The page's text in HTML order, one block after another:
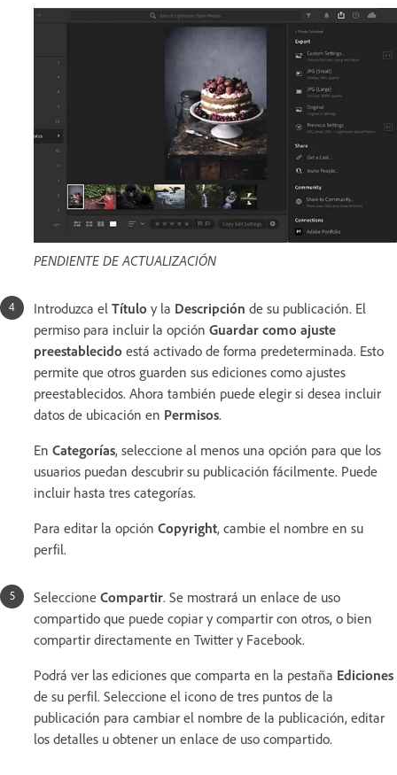
PENDIENTE DE ACTUALIZACIÓN
Introduzca el Título y la Descripción de su publicación. El
permiso para incluir la opción Guardar como ajuste
preestablecido está activado de forma predeterminada. Esto
permite que otros guarden sus ediciones como ajustes
preestablecidos. Ahora también puede elegir si desea incluir
datos de ubicación en Permisos.
En Categorías, seleccione al menos una opción para que los
usuarios puedan descubrir su publicación fácilmente. Puede
incluir hasta tres categorías.
Para editar la opción Copyright, cambie el nombre en su
perfil.
Seleccione Compartir. Se mostrará un enlace de uso
compartido que puede copiar y compartir con otros, o bien
compartir directamente en Twitter y Facebook.
Podrá ver las ediciones que comparta en la pestaña Ediciones
de su perfil. Seleccione el icono de tres puntos de la
publicación para cambiar el nombre de la publicación, editar
los detalles u obtener un enlace de uso compartido.